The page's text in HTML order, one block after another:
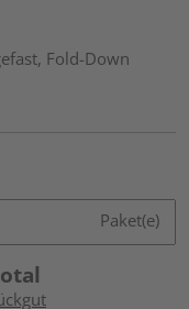
Fold-Down
Paket(e)